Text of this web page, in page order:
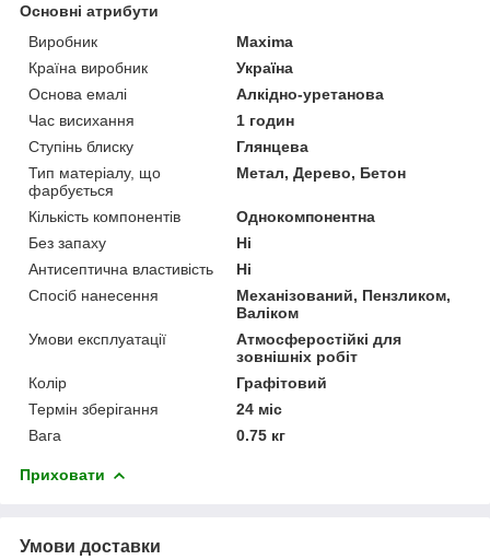
Основні атрибути
Виробник
Maxima
Країна виробник
Україна
Основа емалі
Алкідно-уретанова
Час висихання
1 годин
Ступінь блиску
Глянцева
Тип матеріалу, що
фарбується
Метал, Дерево, Бетон
Кількість компонентів
Однокомпонентна
Без запаху
Ні
Антисептична властивість
Ні
Спосіб нанесення
Механізований, Пензликом,
Валіком
Умови експлуатації
Атмосферостійкі для
зовнішніх робіт
Колір
Графітовий
Термін зберігання
24 міс
Вага
0.75 кг
Приховати
Умови доставки